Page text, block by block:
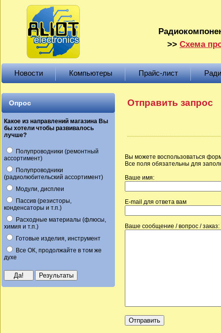
>> Схема
Новости Компьютеры Прайс-лист
Опрос
Какое из направлений магазина Вы
бы хотели чтобы развивалось
лучше?
Полупроводники (ремонтный
ассортимент)
Полупроводники
(радиолюбительский ассортимент)
Модули, дисплеи
Пассив (резисторы,
конденсаторы и т.п.)
Расходные материалы (флюсы,
химия и т.п.)
Готовые изделия, инструмент
Все ОК, продолжайте в том же
духе
Отправить запрос
Вы можете воспользоваться
Все поля обязательны для
Ваше имя:
E-mail для ответа вам
Ваше сообщение / вопрос / заказ: